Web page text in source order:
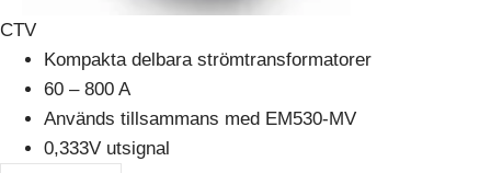
CTV
Kompakta delbara strömtransformatorer
60 – 800 A
Används tillsammans med EM530-MV
0,333V utsignal